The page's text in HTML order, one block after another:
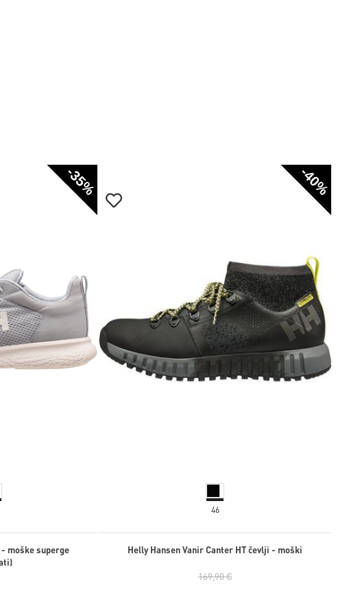
-35%
- moške superge
-40%
46
Helly Hansen Vanir Canter HT čevlji - moški
169,90 €